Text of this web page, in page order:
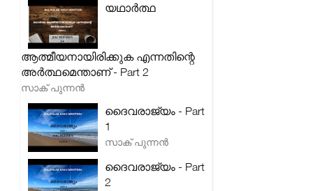
യഥാർത്ഥ
ആത്മീയനായിരിക്കുക എന്നതിന്റെ
അർത്ഥമെന്താണ് - Part 2
സാക് പുന്നൻ
ദൈവരാജ്യം - Part
1
സാക് പുന്നൻ
ദൈവരാജ്യം - Part
2